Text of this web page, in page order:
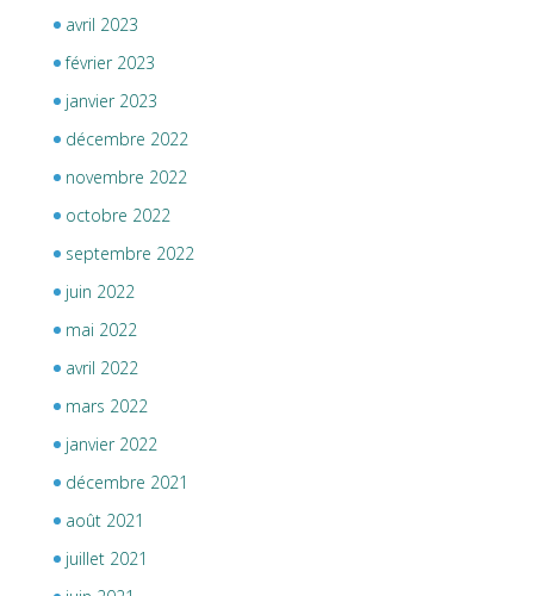
avril 2023
février 2023
janvier 2023
décembre 2022
novembre 2022
octobre 2022
septembre 2022
juin 2022
mai 2022
avril 2022
mars 2022
janvier 2022
décembre 2021
août 2021
juillet 2021